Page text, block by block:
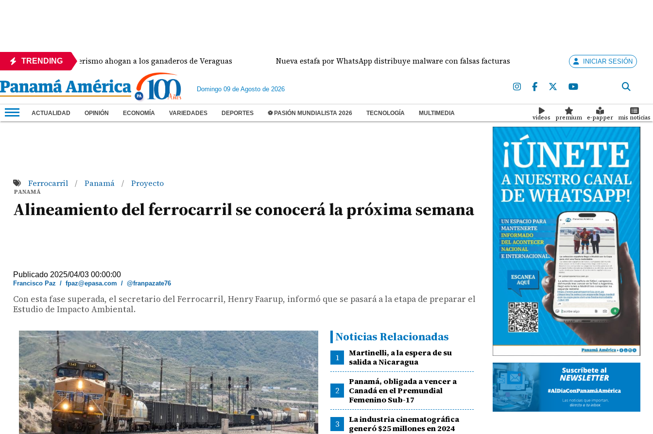
TRENDING
y cuatrerismo ahogan a los ganaderos de Veraguas Nueva estafa por WhatsApp distribuye malware con falsas facturas Ataque armado deja una mujer
INICIAR SESIÓN
Domingo 09 de Agosto de 2026
ACTUALIDAD OPINIÓN ECONOMÍA VARIEDADES DEPORTES ⚽ PASIÓN MUNDIALISTA 2026 TECNOLOGÍA MULTIMEDIA
videos premium e-papper mis noticias
Ferrocarril / Panamá / Proyecto
PANAMÁ
Alineamiento del ferrocarril se conocerá la próxima semana
Publicado 2025/04/03 00:00:00
Francisco Paz /fpaz@epasa.com /@franpazate76
Con esta fase superada, el secretario del Ferrocarril, Henry Faarup, informó que se pasará a la etapa de preparar el
Estudio de Impacto Ambiental.
Noticias Relacionadas
1
Martinelli, a la espera de su
salida a Nicaragua
2
Panamá, obligada a vencer a
Canadá en el Premundial
Femenino Sub-17
3
La industria cinematográfica
generó $25 millones en 2024